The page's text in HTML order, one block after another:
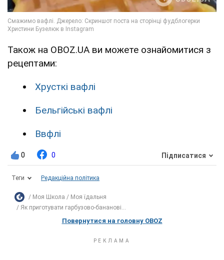
Також на OBOZ.UA ви можете ознайомитися з
рецептами:
Хрусткі вафлі
Бельгійські вафлі
Ввфлі
0 0 Підписатися
Теги Редакційна політика
Моя Школа
Моя їдальня
Як приготувати гарбузово-бананові...
Повернутися на головну OBOZ